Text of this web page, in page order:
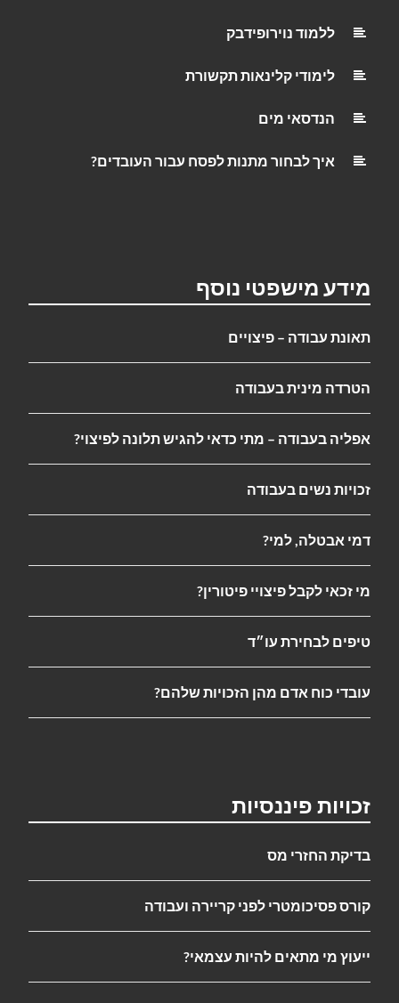
ללמוד נוירופידבק
לימודי קלינאות תקשורת
הנדסאי מים
איך לבחור מתנות לפסח עבור העובדים?
מידע מישפטי נוסף
תאונת עבודה – פיצויים
הטרדה מינית בעבודה
אפליה בעבודה – מתי כדאי להגיש תלונה לפיצוי?
זכויות נשים בעבודה
דמי אבטלה, למי?
מי זכאי לקבל פיצויי פיטורין?
טיפים לבחירת עו״ד
עובדי כוח אדם מהן הזכויות שלהם?
זכויות פיננסיות
בדיקת החזרי מס
קורס פסיכומטרי לפני קריירה ועבודה
ייעוץ מי מתאים להיות עצמאי?